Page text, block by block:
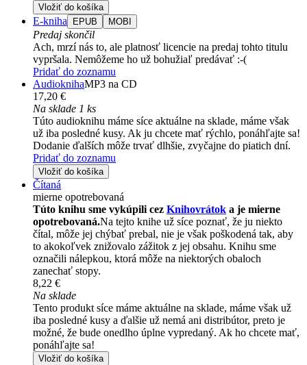
Vložiť do košíka
E-kniha EPUB MOBI
Predaj skončil
Ach, mrzí nás to, ale platnosť licencie na predaj tohto titulu
vypršala. Nemôžeme ho už bohužiaľ predávať :-(
Pridať do zoznamu
AudioknihaMP3 na CD
17,20 €
Na sklade 1 ks
Túto audioknihu máme síce aktuálne na sklade, máme však
už iba posledné kusy. Ak ju chcete mať rýchlo, ponáhľajte sa!
Dodanie ďalších môže trvať dlhšie, zvyčajne do piatich dní.
Pridať do zoznamu
Vložiť do košíka
Čítaná
mierne opotrebovaná
Túto knihu sme vykúpili cez Knihovrátok a je mierne
opotrebovaná.Na tejto knihe už síce poznať, že ju niekto
čítal, môže jej chýbať prebal, nie je však poškodená tak, aby
to akokoľvek znižovalo zážitok z jej obsahu. Knihu sme
označili nálepkou, ktorá môže na niektorých obaloch
zanechať stopy.
8,22 €
Na sklade
Tento produkt síce máme aktuálne na sklade, máme však už
iba posledné kusy a ďalšie už nemá ani distribútor, preto je
možné, že bude onedlho úplne vypredaný. Ak ho chcete mať,
ponáhľajte sa!
Vložiť do košíka